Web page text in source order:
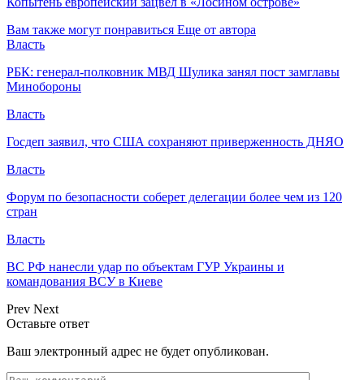
Вам также могут понравиться Еще от автора
Власть
РБК: генерал-полковник МВД Шулика занял пост замглавы
Минобороны
Власть
Госдеп заявил, что США сохраняют приверженность ДНЯО
Власть
Форум по безопасности соберет делегации более чем из 120
стран
Власть
ВС РФ нанесли удар по объектам ГУР Украины и
командования ВСУ в Киеве
Prev Next
Оставьте ответ
Ваш электронный адрес не будет опубликован.